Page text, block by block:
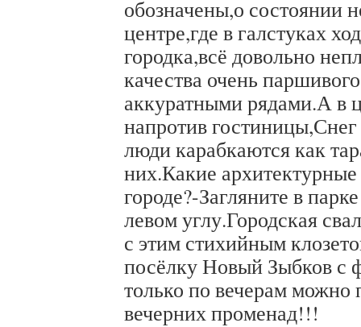
обозначены,о состоянии
центре,где в галстуках
городка,всё довольно
качества очень
аккуратными рядами.А в
напротив
люди карабкаются как
них.Какие
городе?-Загляните в
левом углу.Городская
с этим стихийным
посёлку Новый Зыбков с
только по вечерам можно
вечерних променад!!!